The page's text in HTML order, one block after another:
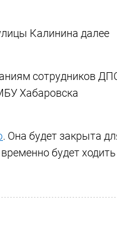
Калинина далее
сотрудников
Хабаровска
. Она будет закрыта
будет ходить